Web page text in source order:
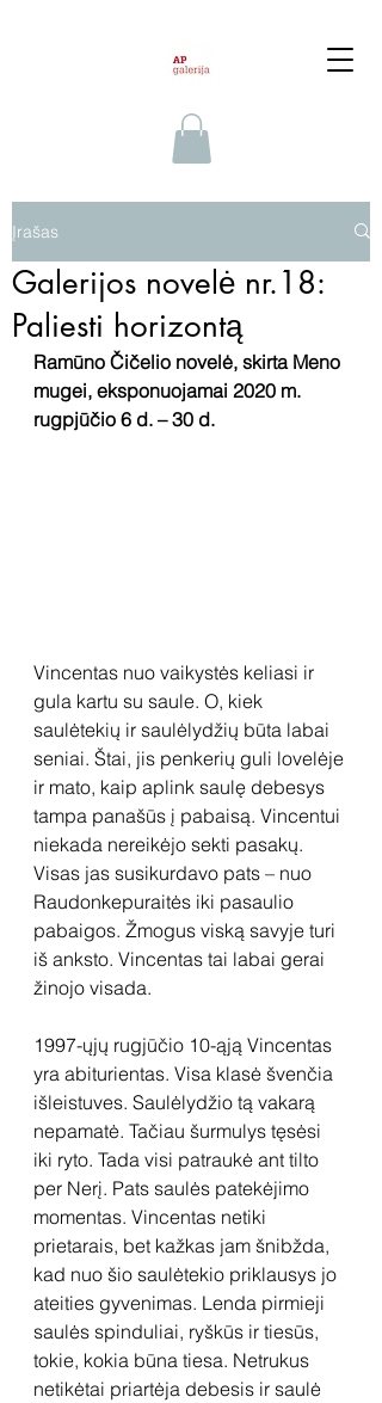
Įrašas
Galerijos novelė nr.18:
Paliesti horizontą
Ramūno Čičelio novelė, skirta Meno
mugei, eksponuojamai 2020 m.
rugpjūčio 6 d. – 30 d.
Vincentas nuo vaikystės keliasi ir
gula kartu su saule. O, kiek
saulėtekių ir saulėlydžių būta labai
seniai. Štai, jis penkerių guli lovelėje
ir mato, kaip aplink saulę debesys
tampa panašūs į pabaisą. Vincentui
niekada nereikėjo sekti pasakų.
Visas jas susikurdavo pats – nuo
Raudonkepuraitės iki pasaulio
pabaigos. Žmogus viską savyje turi
iš anksto. Vincentas tai labai gerai
žinojo visada.
1997-ųjų rugjūčio 10-ąją Vincentas
yra abiturientas. Visa klasė švenčia
išleistuves. Saulėlydžio tą vakarą
nepamatė. Tačiau šurmulys tęsėsi
iki ryto. Tada visi patraukė ant tilto
per Nerį. Pats saulės patekėjimo
momentas. Vincentas netiki
prietarais, bet kažkas jam šnibžda,
kad nuo šio saulėtekio priklausys jo
ateities gyvenimas. Lenda pirmieji
saulės spinduliai, ryškūs ir tiesūs,
tokie, kokia būna tiesa. Netrukus
netikėtai priartėja debesis ir saulė